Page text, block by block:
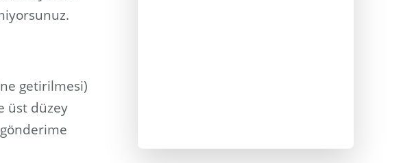
getirilmesi)
üst düzey